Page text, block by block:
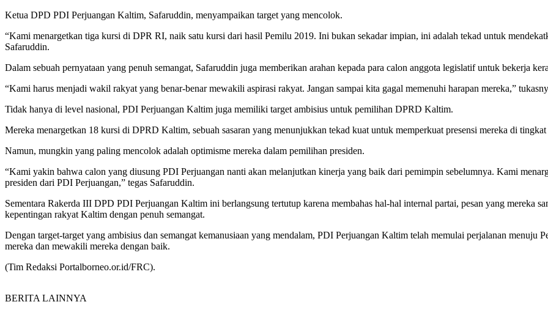
Ketua DPD PDI Perjuangan Kaltim, Safaruddin, menyampaikan target yang mencolok.
“Kami menargetkan tiga kursi di DPR RI, naik satu kursi dari hasil Pemilu 2019. Ini bukan sekadar impian, ini adalah tekad untuk
Safaruddin.
Dalam sebuah pernyataan yang penuh semangat, Safaruddin juga memberikan arahan kepada para calon anggota legislatif untuk bekerja
“Kami harus menjadi wakil rakyat yang benar-benar mewakili aspirasi rakyat. Jangan sampai kita gagal memenuhi harapan mereka,”
Tidak hanya di level nasional, PDI Perjuangan Kaltim juga memiliki target ambisius untuk pemilihan DPRD Kaltim.
Mereka menargetkan 18 kursi di DPRD Kaltim, sebuah sasaran yang menunjukkan tekad kuat untuk memperkuat presensi mereka di
Namun, mungkin yang paling mencolok adalah optimisme mereka dalam pemilihan presiden.
“Kami yakin bahwa calon yang diusung PDI Perjuangan nanti akan melanjutkan kinerja yang baik dari pemimpin sebelumnya. Kami
presiden dari PDI Perjuangan,” tegas Safaruddin.
Sementara Rakerda III DPD PDI Perjuangan Kaltim ini berlangsung tertutup karena membahas hal-hal internal partai, pesan yang mereka
kepentingan rakyat Kaltim dengan penuh semangat.
Dengan target-target yang ambisius dan semangat kemanusiaan yang mendalam, PDI Perjuangan Kaltim telah memulai perjalanan menuju
mereka dan mewakili mereka dengan baik.
(Tim Redaksi Portalborneo.or.id/FRC).
BERITA LAINNYA